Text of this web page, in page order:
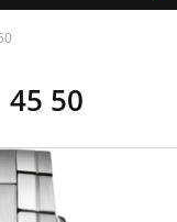
45 50